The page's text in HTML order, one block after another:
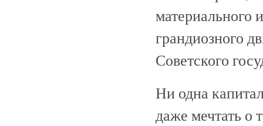
материального
грандиозного
Советского
Ни одна
даже мечтать о